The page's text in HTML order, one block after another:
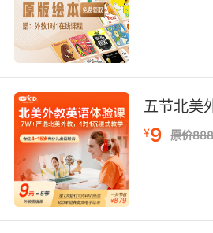
可以先让孩子试用，再根据
行选择。通过合理利用这些
语学习APP，孩子们可以在
握英语，为未来的学习和生
此外，家长在使用这些APP
点：首先，合理安排孩子的
间使用电子设备对视力造成
与孩子的学习过程，与孩子
亲子互动；最后，定期检查
时调整学习计划，确保学习
儿英语学习APP为孩子们提
五节北美
¥9 原价